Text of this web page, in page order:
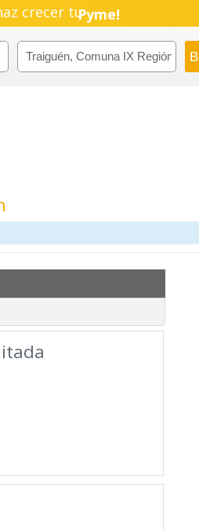
crecer tuNegocio!
Pyme!
Emprendimiento!